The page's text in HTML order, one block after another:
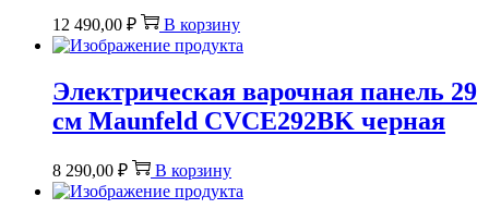
12 490,00 ₽ В корзину
Электрическая варочная панель 29
см Maunfeld CVCE292BK черная
8 290,00 ₽ В корзину